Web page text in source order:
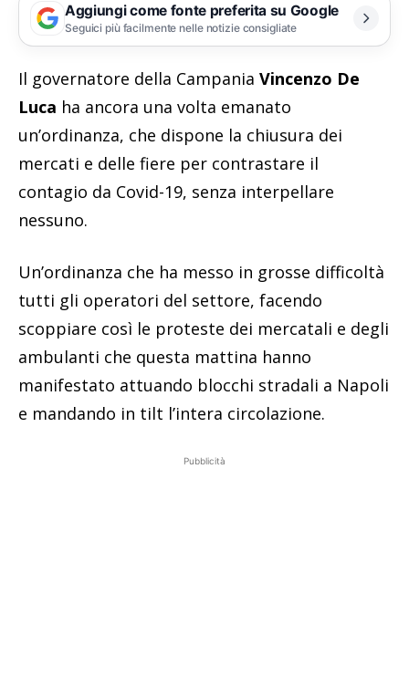
Aggiungi come fonte preferita su Google
Seguici più facilmente nelle notizie consigliate
Il governatore della Campania Vincenzo De
Luca ha ancora una volta emanato
un’ordinanza, che dispone la chiusura dei
mercati e delle fiere per contrastare il
contagio da Covid-19, senza interpellare
nessuno.
Un’ordinanza che ha messo in grosse difficoltà
tutti gli operatori del settore, facendo
scoppiare così le proteste dei mercatali e degli
ambulanti che questa mattina hanno
manifestato attuando blocchi stradali a Napoli
e mandando in tilt l’intera circolazione.
Pubblicità